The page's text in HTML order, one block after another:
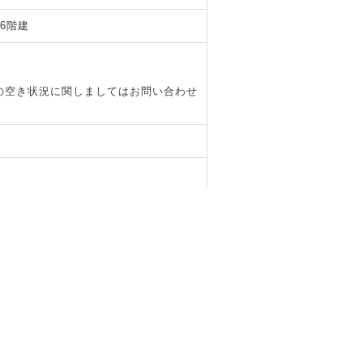
階建
き状況に関しましてはお問い合わせ